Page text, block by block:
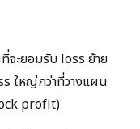
จะยอมรับ loss ย้าย
ใหญ่กว่าที่วางแผน
profit)